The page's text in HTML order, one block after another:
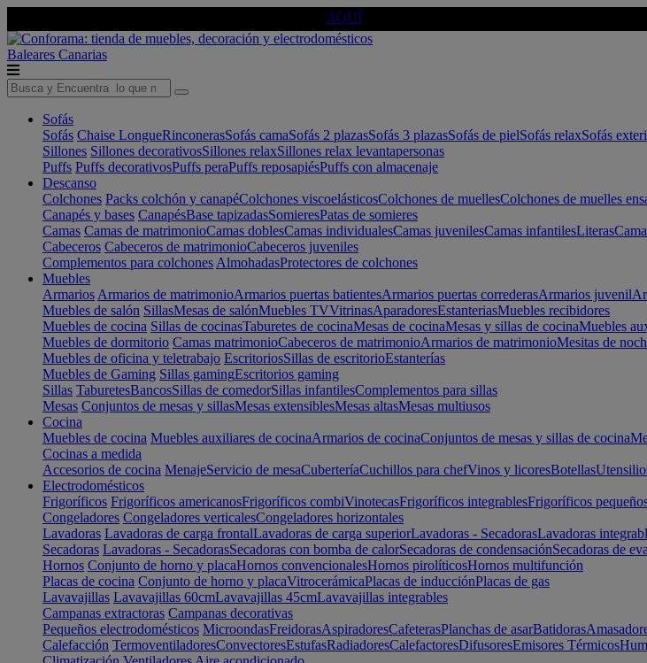
AQUÍ
Baleares Canarias
Sofás
Sofás Chaise LongueRinconerasSofás camaSofás 2 plazasSofás 3 plazasSofás de pielSofás relaxSofás
Sillones Sillones decorativosSillones relaxSillones relax levantapersonas
Puffs Puffs decorativosPuffs peraPuffs reposapiésPuffs con almacenaje
Descanso
Colchones Packs colchón y canapéColchones viscoelásticosColchones de muellesColchones de muelles
Canapés y bases CanapésBase tapizadasSomieresPatas de somieres
Camas Camas de matrimonioCamas doblesCamas individualesCamas juvenilesCamas infantilesLiteras
Cabeceros Cabeceros de matrimonioCabeceros juveniles
Complementos para colchones AlmohadasProtectores de colchones
Muebles
Armarios Armarios de matrimonioArmarios puertas batientesArmarios puertas correderasArmarios juvenil
Muebles de salón SillasMesas de salónMuebles TVVitrinasAparadoresEstanteriasMuebles recibidores
Muebles de cocina Sillas de cocinasTaburetes de cocinaMesas de cocinaMesas y sillas de cocinaMuebles
Muebles de dormitorio Camas matrimonioCabeceros de matrimonioArmarios de matrimonioMesitas de
Muebles de oficina y teletrabajo EscritoriosSillas de escritorioEstanterías
Muebles de Gaming Sillas gamingEscritorios gaming
Sillas TaburetesBancosSillas de comedorSillas infantilesComplementos para sillas
Mesas Conjuntos de mesas y sillasMesas extensiblesMesas altasMesas multiusos
Cocina
Muebles de cocina Muebles auxiliares de cocinaArmarios de cocinaConjuntos de mesas y sillas de cocina
Cocinas a medida
Accesorios de cocina MenajeServicio de mesaCuberteríaCuchillos para chefVinos y licoresBotellas
Electrodomésticos
Frigoríficos Frigoríficos americanosFrigoríficos combiVinotecasFrigoríficos integrablesFrigoríficos
Congeladores Congeladores verticalesCongeladores horizontales
Lavadoras Lavadoras de carga frontalLavadoras de carga superiorLavadoras - SecadorasLavadoras
Secadoras Lavadoras - SecadorasSecadoras con bomba de calorSecadoras de condensaciónSecadoras de
Hornos Conjunto de horno y placaHornos convencionalesHornos pirolíticosHornos multifunción
Placas de cocina Conjunto de horno y placaVitrocerámicaPlacas de inducciónPlacas de gas
Lavavajillas Lavavajillas 60cmLavavajillas 45cmLavavajillas integrables
Campanas extractoras Campanas decorativas
Pequeños electrodomésticos MicroondasFreidorasAspiradoresCafeterasPlanchas de asarBatidoras
Calefacción TermoventiladoresConvectoresEstufasRadiadoresCalefactoresDifusoresEmisores Térmicos